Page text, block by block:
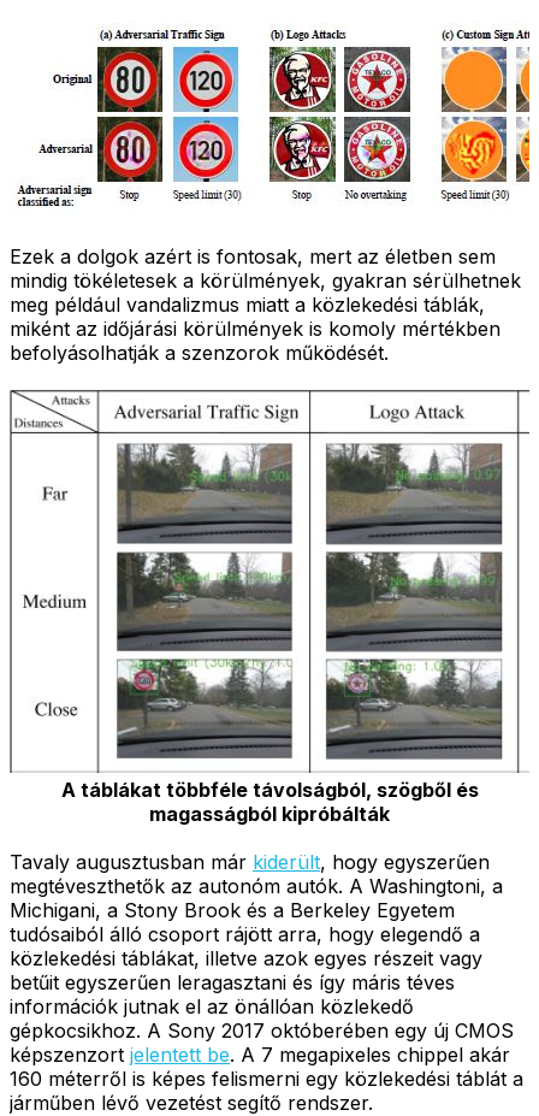
Ezek a dolgok azért is fontosak, mert az életben sem
mindig tökéletesek a körülmények, gyakran sérülhetnek
meg például vandalizmus miatt a közlekedési táblák,
miként az időjárási körülmények is komoly mértékben
befolyásolhatják a szenzorok működését.
A táblákat többféle távolságból, szögből és
magasságból kipróbálták
Tavaly augusztusban már kiderült, hogy egyszerűen
megtéveszthetők az autonóm autók. A Washingtoni, a
Michigani, a Stony Brook és a Berkeley Egyetem
tudósaiból álló csoport rájött arra, hogy elegendő a
közlekedési táblákat, illetve azok egyes részeit vagy
betűit egyszerűen leragasztani és így máris téves
információk jutnak el az önállóan közlekedő
gépkocsikhoz. A Sony 2017 októberében egy új CMOS
képszenzort jelentett be. A 7 megapixeles chippel akár
160 méterről is képes felismerni egy közlekedési táblát a
járműben lévő vezetést segítő rendszer.